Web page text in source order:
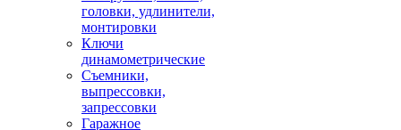
головки, удлинители,
монтировки
Ключи
динамометрические
Съемники,
выпрессовки,
запрессовки
Гаражное